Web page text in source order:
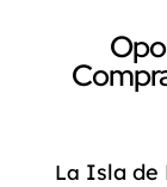
La Isla de